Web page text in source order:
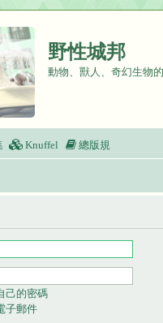
野性城邦
動物、獸人、奇幻生物
Knuffel 總版規
己的密碼
子郵件